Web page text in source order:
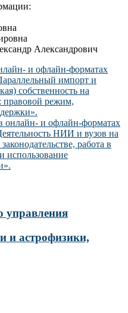
Александрович
и офлайн-форматах
импорт и
собственность на
правовой режим,
онлайн- и офлайн-форматах
НИИ и вузов на
работа в
использование
управления
и астрофизики,